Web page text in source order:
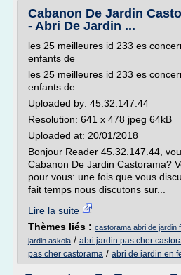
Cabanon De Jardin
- Abri De Jardin ...
les 25 meilleures id 233 es
enfants de
les 25 meilleures id 233 es
enfants de
Uploaded by: 45.32.147.44
Resolution: 641 x 478 jpeg 64kB
Uploaded at: 20/01/2018
Bonjour Reader 45.32.147.44,
Cabanon De Jardin Castorama?
pour vous: une fois que vous
fait temps nous discutons sur...
Lire la suite
Thèmes liés : castorama abri de jardin
jardin askola / abri jardin pas cher
pas cher castorama / abri de jardin en